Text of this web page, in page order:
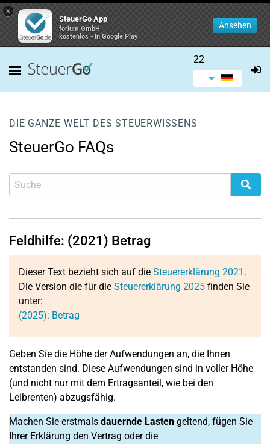
×
SteuerGo App
forium GmbH
kostenlos - In Google Play
Ansehen
22
DIE GANZE WELT DES STEUERWISSENS
SteuerGo FAQs
Feldhilfe: (2021) Betrag
Dieser Text bezieht sich auf die Steuererklärung 2021 .
Die Version die für die Steuererklärung 2025 finden Sie
unter:
(2025): Betrag
Geben Sie die Höhe der Aufwendungen an, die Ihnen
entstanden sind. Diese Aufwendungen sind in voller Höhe
(und nicht nur mit dem Ertragsanteil, wie bei den
Leibrenten) abzugsfähig.
Machen Sie erstmals dauernde Lasten geltend, fügen Sie
Ihrer Erklärung den Vertrag oder die